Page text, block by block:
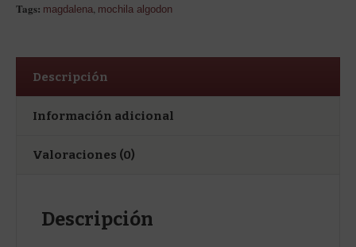
Tags: magdalena, mochila algodon
Descripción
Información adicional
Valoraciones (0)
Descripción